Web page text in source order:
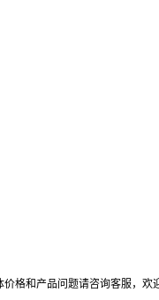
格和产品问题请咨询客服，欢